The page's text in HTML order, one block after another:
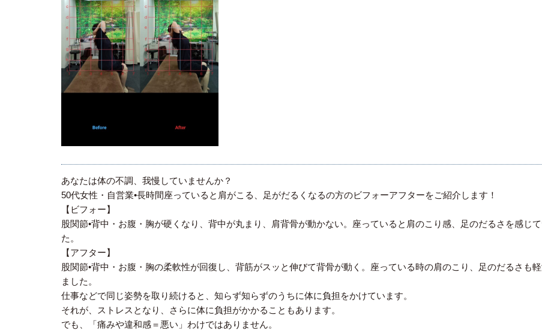
あなたは体の不調、我慢していませんか？
50代女性・自営業•長時間座っていると肩がこる、足がだるくなるの方のビフォーアフターをご紹介します！
【ビフォー】
股関節•背中・お腹・胸が硬くなり、背中が丸まり、肩背骨が動かない。座っていると肩のこり感、足のだるさを感じ
た。
【アフター】
股関節•背中・お腹・胸の柔軟性が回復し、背筋がスッと伸びて背骨が動く。座っている時の肩のこり、足のだるさも
ました。
仕事などで同じ姿勢を取り続けると、知らず知らずのうちに体に負担をかけています。
それが、ストレスとなり、さらに体に負担がかかることもあります。
でも、「痛みや違和感＝悪い」わけではありません。